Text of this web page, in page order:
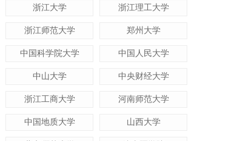
浙江大学 浙江理工大学
浙江师范大学 郑州大学
中国科学院大学 中国人民大学
中山大学 中央财经大学
浙江工商大学 河南师范大学
中国地质大学 山西大学